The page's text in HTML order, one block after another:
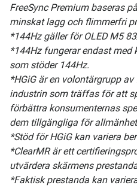
FreeSync Premium baseras
minskat lagg och flimmerfri
*144Hz gäller för OLED M5
*144Hz fungerar endast med
som stöder 144Hz.
*HGiG är en volontärgrupp
industrin som träffas för att
förbättra konsumenternas
dem tillgängliga för
*Stöd för HGiG kan variera
*ClearMR är ett
utvärdera skärmens
*Faktisk prestanda kan